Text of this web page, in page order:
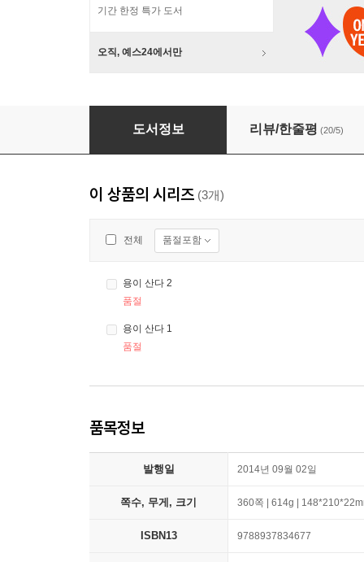
기간 한정 특가 도서
오직, 예스24에서만
용이 산다 2
도서정보 리뷰/한줄평 (20/5)
이 상품의 시리즈 (3개)
전체 품절포함
용이 산다 2
품절
용이 산다 1
품절
품목정보
발행일 2014년 09월 02일
쪽수, 무게, 크기 360쪽 | 614g |
ISBN13 9788937834677